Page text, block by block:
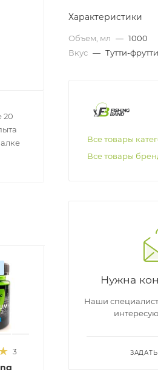
20
3
Характеристики
Объем, мл — 1000
Вкус — Тутти-фрутти
Все товары
Все товары
Нужна
Наши